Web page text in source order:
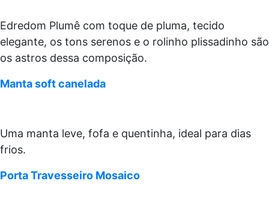
Edredom Plumê com toque de pluma, tecido
elegante, os tons serenos e o rolinho plissadinho são
os astros dessa composição.
Manta soft canelada
Uma manta leve, fofa e quentinha, ideal para dias
frios.
Porta Travesseiro Mosaico